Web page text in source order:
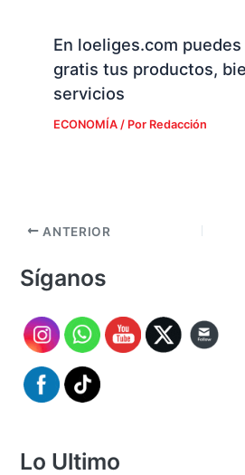
En loeliges.com
gratis tus productos,
servicios
ECONOMÍA/ Por Redacción
ANTERIOR
Síganos
Lo Ultimo